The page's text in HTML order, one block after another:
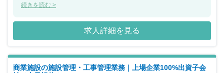
和ハウス工業100％出資子会社である同社は、商業施設デベロッパ
な形態の商業施設をプロデュース出来るのも魅力の一つです。ま
た、地域の人にとっての「衣食住」の重要な拠点を施工・管理でき
るため、お客様が足を運んでいただけることはやりがいとなりま
おり、安心した就業環境に身を置くことができ、年間休日も120日
以上で土日祝日休みのため、ワークライフバランスも整っておりま
続きを読む >
求人詳細を見る
商業施設の施設管理・工事管理業務｜上場企業100%出資子会